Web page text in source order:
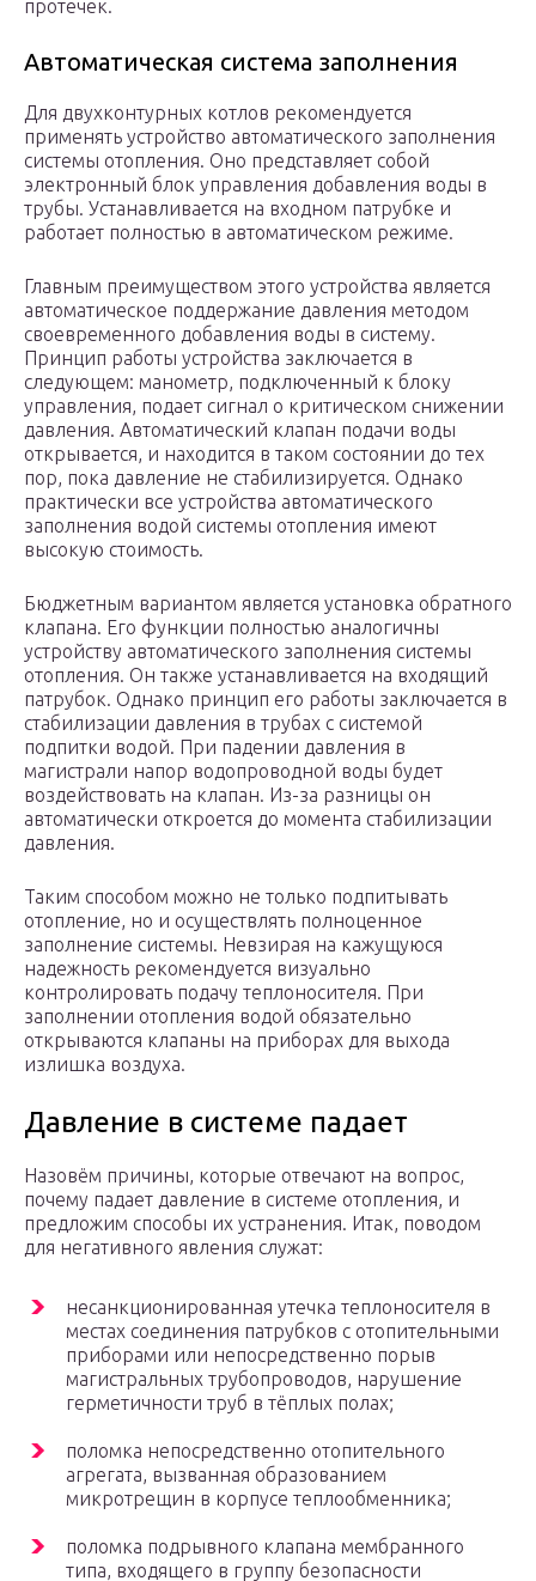
протечек.
Автоматическая система заполнения
Для двухконтурных котлов рекомендуется
применять устройство автоматического заполнения
системы отопления. Оно представляет собой
электронный блок управления добавления воды в
трубы. Устанавливается на входном патрубке и
работает полностью в автоматическом режиме.
Главным преимуществом этого устройства является
автоматическое поддержание давления методом
своевременного добавления воды в систему.
Принцип работы устройства заключается в
следующем: манометр, подключенный к блоку
управления, подает сигнал о критическом снижении
давления. Автоматический клапан подачи воды
открывается, и находится в таком состоянии до тех
пор, пока давление не стабилизируется. Однако
практически все устройства автоматического
заполнения водой системы отопления имеют
высокую стоимость.
Бюджетным вариантом является установка обратного
клапана. Его функции полностью аналогичны
устройству автоматического заполнения системы
отопления. Он также устанавливается на входящий
патрубок. Однако принцип его работы заключается в
стабилизации давления в трубах с системой
подпитки водой. При падении давления в
магистрали напор водопроводной воды будет
воздействовать на клапан. Из-за разницы он
автоматически откроется до момента стабилизации
давления.
Таким способом можно не только подпитывать
отопление, но и осуществлять полноценное
заполнение системы. Невзирая на кажущуюся
надежность рекомендуется визуально
контролировать подачу теплоносителя. При
заполнении отопления водой обязательно
открываются клапаны на приборах для выхода
излишка воздуха.
Давление в системе падает
Назовём причины, которые отвечают на вопрос,
почему падает давление в системе отопления, и
предложим способы их устранения. Итак, поводом
для негативного явления служат:
несанкционированная утечка теплоносителя в
местах соединения патрубков с отопительными
приборами или непосредственно порыв
магистральных трубопроводов, нарушение
герметичности труб в тёплых полах;
поломка непосредственно отопительного
агрегата, вызванная образованием
микротрещин в корпусе теплообменника;
поломка подрывного клапана мембранного
типа, входящего в группу безопасности